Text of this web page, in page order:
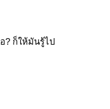
? ก็ให้มันรู้ไป